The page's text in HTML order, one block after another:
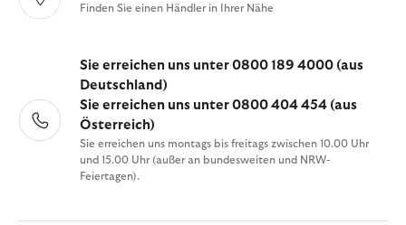
Finden Sie einen Händler in Ihrer Nähe
Sie erreichen uns unter 0800 189 4000 (aus
Deutschland)
Sie erreichen uns unter 0800 404 454 (aus
Österreich)
Sie erreichen uns montags bis freitags zwischen 10.00 Uhr
und 15.00 Uhr (außer an bundesweiten und NRW-
Feiertagen).